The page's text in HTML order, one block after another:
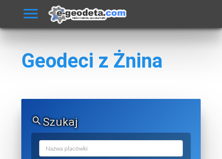
Geodeci z Żnina
Szukaj